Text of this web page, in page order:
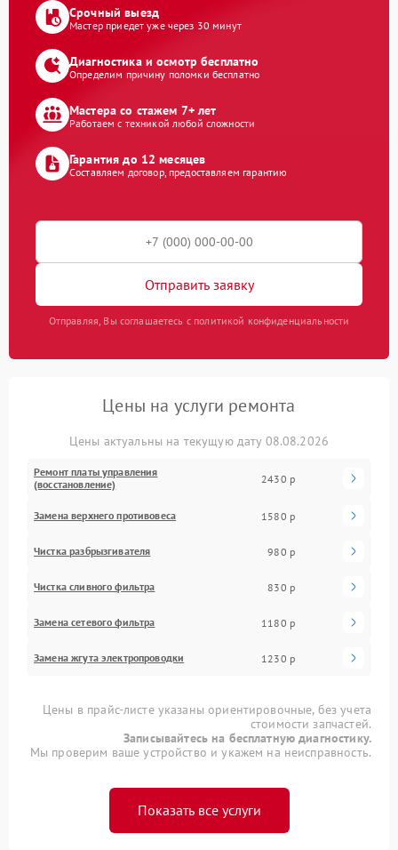
Срочный выезд
Мастер приедет уже через 30 минут
Диагностика и осмотр бесплатно
Определим причину поломки бесплатно
Мастера со стажем 7+ лет
Работаем с техникой любой сложности
Гарантия до 12 месяцев
Составляем договор, предоставляем гарантию
Отправить заявку
Отправляя, Вы соглашаетесь с политикой конфиденциальности
Цены на услуги ремонта
Цены актуальны на текущую дату 08.08.2026
Ремонт платы управления
(восстановление)
2430 р
Замена верхнего противовеса 1580 р
Чистка разбрызгивателя 980 р
Чистка сливного фильтра 830 р
Замена сетевого фильтра 1180 р
Замена жгута электропроводки 1230 р
Цены в прайс-листе указаны ориентировочные, без учета
стоимости запчастей.
Записывайтесь на бесплатную диагностику.
Мы проверим ваше устройство и укажем на неисправность.
Показать все услуги